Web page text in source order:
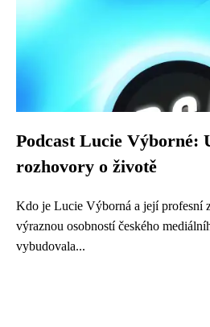
Podcast Lucie Výborné:
rozhovory o životě
Kdo je Lucie Výborná a její profesní
výraznou osobností českého
vybudovala...